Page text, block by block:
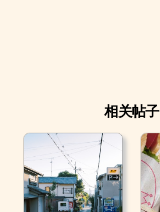
相关帖子